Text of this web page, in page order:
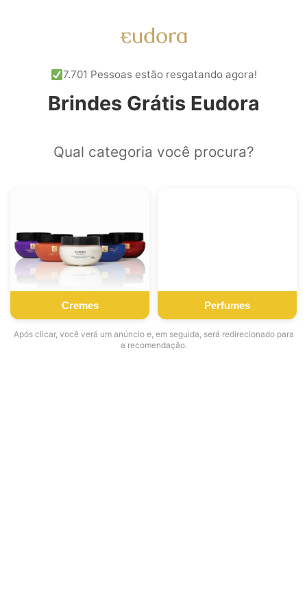
7.701 Pessoas estão resgatando agora!
Brindes Grátis Eudora
Qual categoria você procura?
Cremes Perfumes
Após clicar, você verá um anúncio e, em seguida, será redirecionado para
a recomendação.